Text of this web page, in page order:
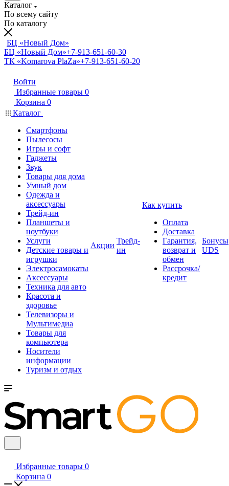
Каталог
По всему сайту
По каталогу
БЦ «Новый Дом»
БЦ «Новый Дом»+7-913-651-60-30
ТК «Komarova PlaZa»+7-913-651-60-20
Войти
Избранные товары 0
Корзина 0
Каталог
Смартфоны
Пылесосы
Игры и софт
Гаджеты
Звук
Товары для дома
Умный дом
Одежда и
аксессуары
Трейд-ин
Планшеты и
ноутбуки
Услуги
Детские товары и
игрушки
Электросамокаты
Аксессуары
Техника для авто
Красота и
здоровье
Телевизоры и
Мультимедиа
Товары для
компьютера
Носители
информации
Туризм и отдых
Акции
Трейд-
ин
Как купить
Оплата
Доставка
Гарантия,
возврат и
обмен
Рассрочка/
кредит
Бонусы
UDS
Избранные товары 0
Корзина 0